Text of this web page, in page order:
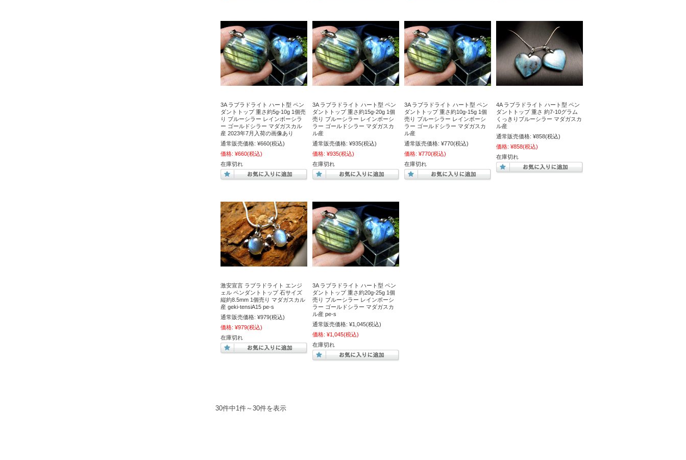
3A ラブラドライト ハート型 ペン
ダントトップ 重さ約5g-10g 1個売
り ブルーシラー レインボーシラ
ー ゴールドシラー マダガスカル
産 2023年7月入荷の画像あり
通常販売価格: ¥660(税込)
価格: ¥660(税込)
在庫切れ
3A ラブラドライト ハート型 ペン
ダントトップ 重さ約15g-20g 1個
売り ブルーシラー レインボーシ
ラー ゴールドシラー マダガスカ
ル産
通常販売価格: ¥935(税込)
価格: ¥935(税込)
在庫切れ
3A ラブラドライト ハート型 ペン
ダントトップ 重さ約10g-15g 1個
売り ブルーシラー レインボーシ
ラー ゴールドシラー マダガスカ
ル産
通常販売価格: ¥770(税込)
価格: ¥770(税込)
在庫切れ
4A ラブラドライト ハート型 ペン
ダントトップ 重さ 約7-10グラム
くっきりブルーシラー マダガスカ
ル産
通常販売価格: ¥858(税込)
価格: ¥858(税込)
在庫切れ
激安宣言 ラブラドライト エンジ
ェル ペンダントトップ 石サイズ
縦約8.5mm 1個売り マダガスカル
産 geki-tensiA15 pe-s
通常販売価格: ¥979(税込)
価格: ¥979(税込)
在庫切れ
3A ラブラドライト ハート型 ペン
ダントトップ 重さ約20g-25g 1個
売り ブルーシラー レインボーシ
ラー ゴールドシラー マダガスカ
ル産 pe-s
通常販売価格: ¥1,045(税込)
価格: ¥1,045(税込)
在庫切れ
30件中1件～30件を表示